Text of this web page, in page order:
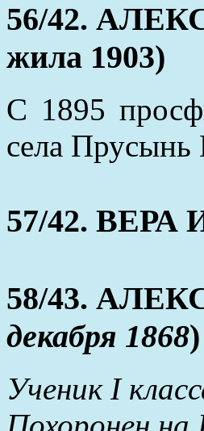
56/42.
жила 1903)
С 1895
села Прусынь
57/42. ВЕРА
58/43.
декабря 1868)
Ученик I